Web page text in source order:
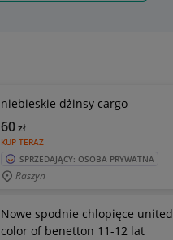
niebieskie dżinsy cargo
KUP TERAZ
60zł
SPRZEDAJĄCY: OSOBA PRYWATNA
Raszyn
Nowe spodnie chlopięce united
color of benetton 11-12 lat